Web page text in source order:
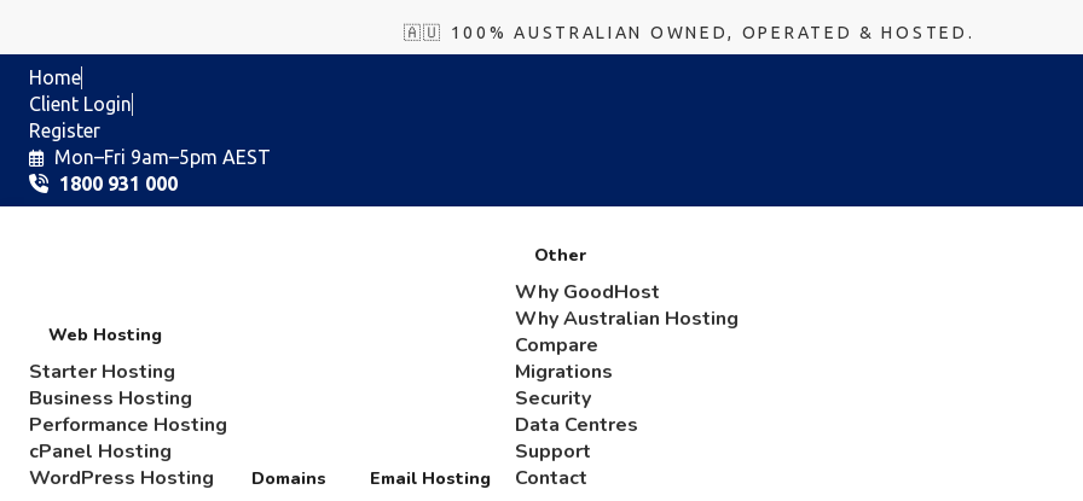
🇦🇺 100% AUSTRALIAN OWNED, OPERATED & HOSTED.
Home
Client Login
Register
Mon–Fri 9am–5pm AEST
1800 931 000
Web Hosting
Starter Hosting
Business Hosting
Performance Hosting
cPanel Hosting
WordPress Hosting
Domains Email Hosting
Other
Why GoodHost
Why Australian Hosting
Compare
Migrations
Security
Data Centres
Support
Contact